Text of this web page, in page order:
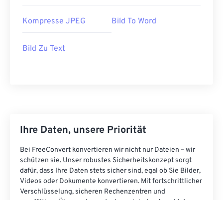
Kompresse JPEG Bild To Word
Bild Zu Text
Ihre Daten, unsere Priorität
Bei FreeConvert konvertieren wir nicht nur Dateien – wir
schützen sie. Unser robustes Sicherheitskonzept sorgt
dafür, dass Ihre Daten stets sicher sind, egal ob Sie Bilder,
Videos oder Dokumente konvertieren. Mit fortschrittlicher
Verschlüsselung, sicheren Rechenzentren und